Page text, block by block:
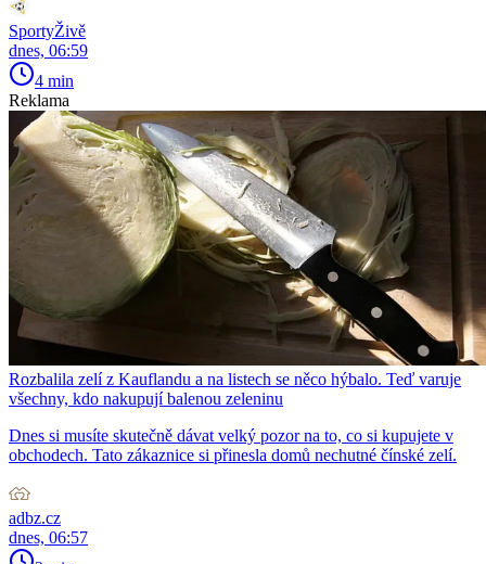
SportyŽivě
dnes, 06:59
4 min
Reklama
Rozbalila zelí z Kauflandu a na listech se něco hýbalo. Teď varuje
všechny, kdo nakupují balenou zeleninu
Dnes si musíte skutečně dávat velký pozor na to, co si kupujete v
obchodech. Tato zákaznice si přinesla domů nechutné čínské zelí.
adbz.cz
dnes, 06:57